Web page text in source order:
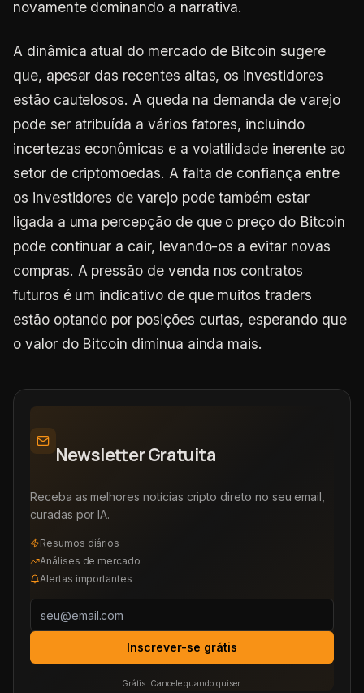
novamente dominando a narrativa.
A dinâmica atual do mercado de Bitcoin sugere
que, apesar das recentes altas, os investidores
estão cautelosos. A queda na demanda de varejo
pode ser atribuída a vários fatores, incluindo
incertezas econômicas e a volatilidade inerente ao
setor de criptomoedas. A falta de confiança entre
os investidores de varejo pode também estar
ligada a uma percepção de que o preço do Bitcoin
pode continuar a cair, levando-os a evitar novas
compras. A pressão de venda nos contratos
futuros é um indicativo de que muitos traders
estão optando por posições curtas, esperando que
o valor do Bitcoin diminua ainda mais.
Newsletter Gratuita
Receba as melhores notícias cripto direto no seu email,
curadas por IA.
Resumos diários
Análises de mercado
Alertas importantes
Inscrever-se grátis
Grátis. Cancele quando quiser.